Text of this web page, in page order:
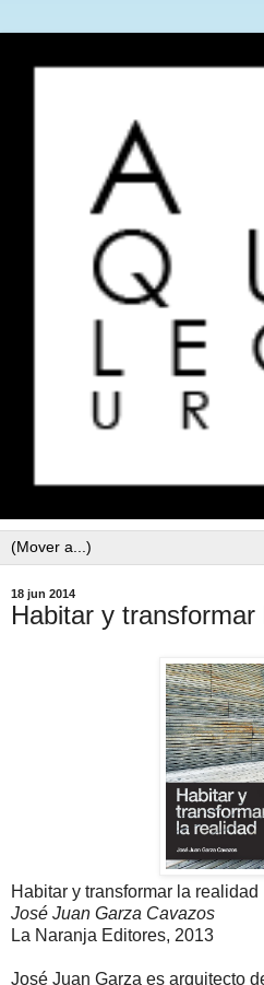
18 jun 2014
Habitar y transformar
Habitar y transformar la realidad
José Juan Garza Cavazos
La Naranja Editores, 2013
José Juan Garza es arquitecto